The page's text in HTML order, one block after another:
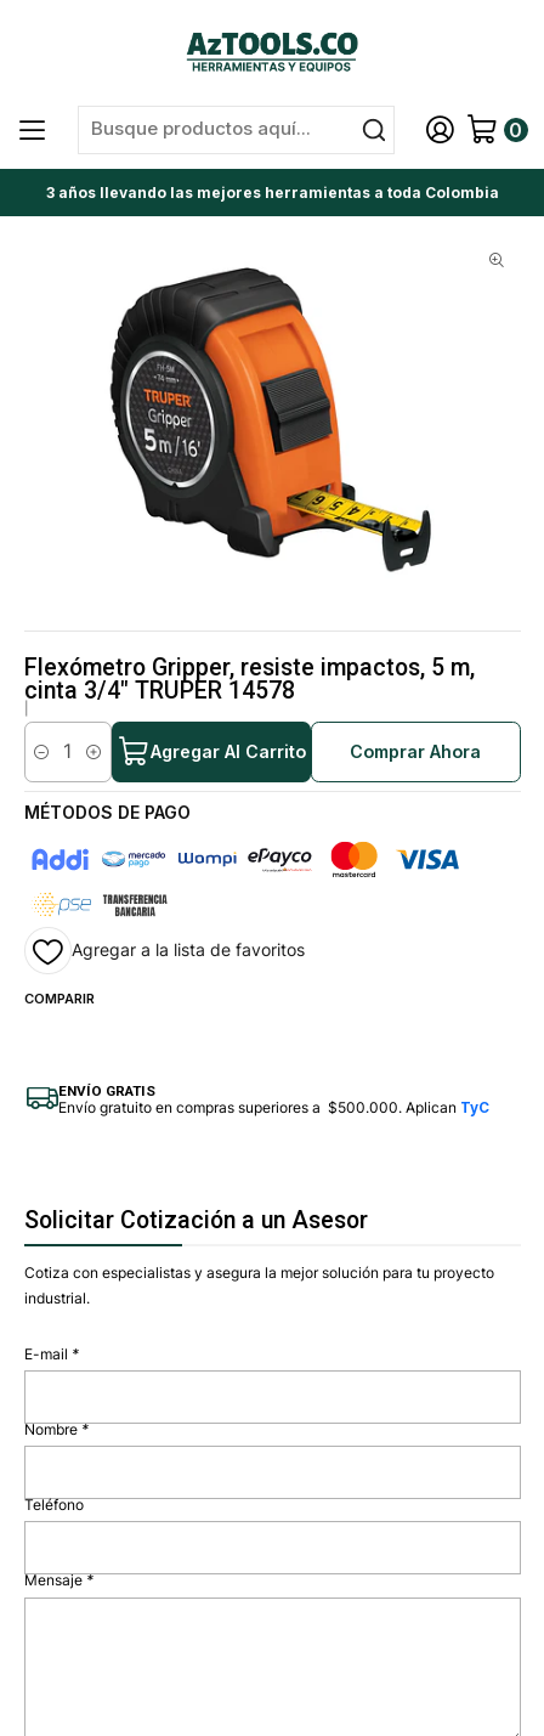
0
3 años llevando las mejores herramientas a toda Colombia
Flexómetro Gripper, resiste impactos, 5 m,
cinta 3/4" TRUPER 14578
Cantidad
Agregar Al Carrito Comprar Ahora
MÉTODOS DE PAGO
Agregar a la lista de favoritos
COMPARIR
ENVÍO GRATIS
Envío gratuito en compras superiores a $500.000. Aplican TyC
Solicitar Cotización a un Asesor
Cotiza con especialistas y asegura la mejor solución para tu proyecto
industrial.
E-mail *
Nombre*
Teléfono
Mensaje *